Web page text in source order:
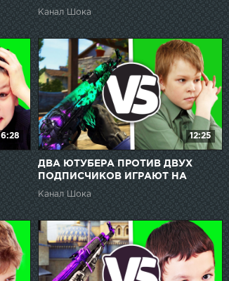
НОЖИ В CS:GO // ДАРЮ
ПОДПИСЧИКАМ СКИНЫ ЗА
ПОБЕДУ
Канал Шока
6:28 12:25
ДВА ЮТУБЕРА ПРОТИВ ДВУХ
ПОДПИСЧИКОВ ИГРАЮТ НА
НОЖИ В CS:GO // ДАРЮ
ПОДПИСЧИКАМ СКИНЫ ЗА
ПОБЕДУ
Канал Шока